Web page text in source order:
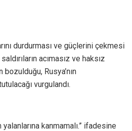
durdurması ve güçlerini çekmesi
acımasız ve haksız
bozulduğu, Rusya’nın
vurgulandı.
kanmamalı.” ifadesine